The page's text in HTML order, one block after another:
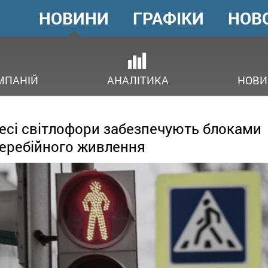
ГОЛОВНЕ
МЕНЮ
НОВИНИ
АНАЛІТИКА
ГРАФІКИ
світлофори забезпечують блоками
живлення